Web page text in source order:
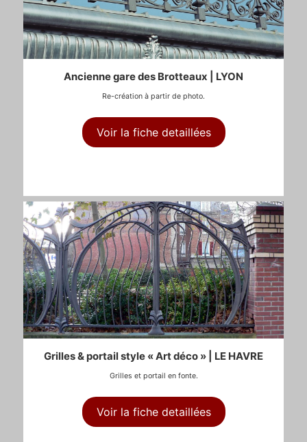
Ancienne gare des Brotteaux | LYON
Re-création à partir de photo.
Voir la fiche detaillées
Grilles & portail style « Art déco » | LE HAVRE
Grilles et portail en fonte.
Voir la fiche detaillées